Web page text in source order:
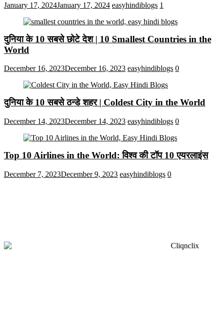
January 17, 2024January 17, 2024 easyhindiblogs 1
दुनिया के 10 सबसे छोटे देश | 10 Smallest Countries in the
World
December 16, 2023December 16, 2023 easyhindiblogs 0
दुनिया के 10 सबसे ठन्डे शहर | Coldest City in the World
December 14, 2023December 14, 2023 easyhindiblogs 0
Top 10 Airlines in the World: विश्व की टॉप 10 एयरलाइंस
December 7, 2023December 9, 2023 easyhindiblogs 0